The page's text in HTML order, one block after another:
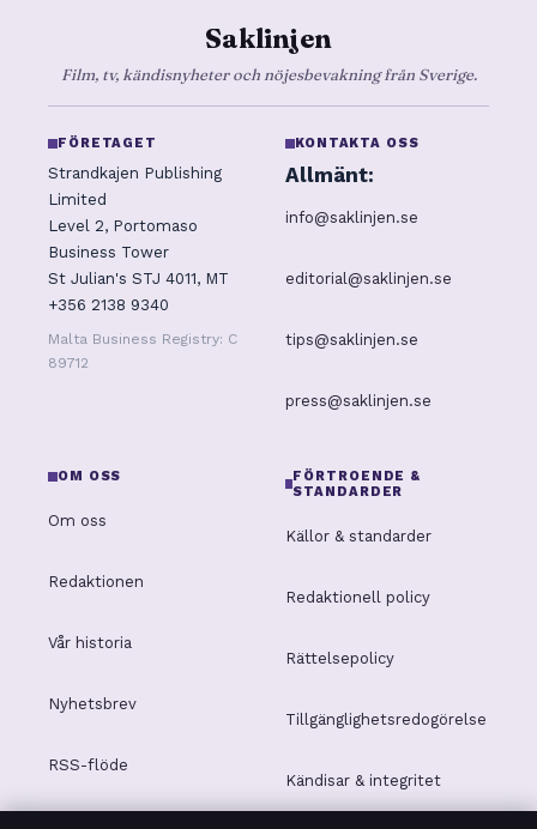
Saklinjen
Film, tv, kändisnyheter och nöjesbevakning från Sverige.
FÖRETAGET
Strandkajen Publishing
Limited
Level 2, Portomaso
Business Tower
St Julian's STJ 4011, MT
+356 2138 9340
Malta Business Registry: C
89712
KONTAKTA OSS
Allmänt:
info@saklinjen.se
editorial@saklinjen.se
tips@saklinjen.se
press@saklinjen.se
OM OSS
Om oss
Redaktionen
Vår historia
Nyhetsbrev
RSS-flöde
FÖRTROENDE &
STANDARDER
Källor & standarder
Redaktionell policy
Rättelsepolicy
Tillgänglighetsredogörelse
Kändisar & integritet